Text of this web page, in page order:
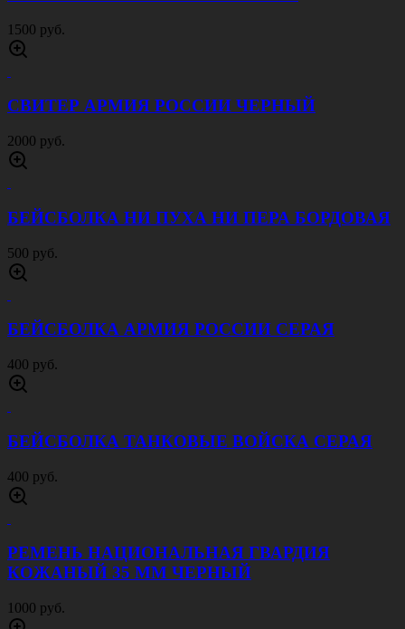
1500 руб.
СВИТЕР АРМИЯ РОССИИ ЧЕРНЫЙ
2000 руб.
БЕЙСБОЛКА НИ ПУХА НИ ПЕРА БОРДОВАЯ
500 руб.
БЕЙСБОЛКА АРМИЯ РОССИИ СЕРАЯ
400 руб.
БЕЙСБОЛКА ТАНКОВЫЕ ВОЙСКА СЕРАЯ
400 руб.
РЕМЕНЬ НАЦИОНАЛЬНАЯ ГВАРДИЯ
КОЖАНЫЙ 35 ММ ЧЕРНЫЙ
1000 руб.